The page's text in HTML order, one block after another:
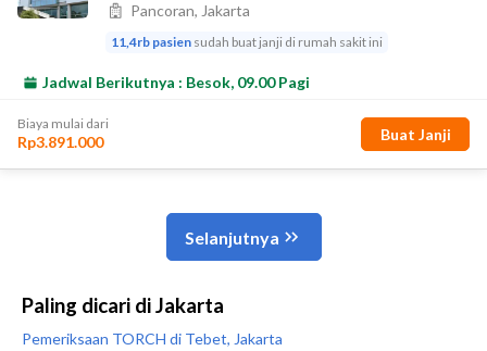
Paling dicari di Jakarta
Pemeriksaan TORCH di Tebet, Jakarta